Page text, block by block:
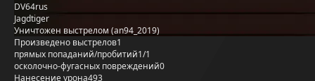
DV64rus
Jagdtiger
Уничтожен выстрелом (an94_2019)
Произведено выстрелов1
прямых попаданий/пробитий1/1
осколочно-фугасных повреждений0
Нанесение урона493